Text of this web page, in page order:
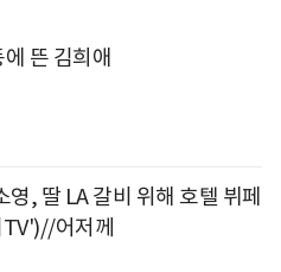
뜬 김희애
, 딸 LA 갈비 위해 호텔 뷔페
어저께